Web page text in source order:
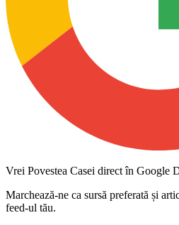
Vrei Povestea Casei direct în Google
Marchează-ne ca sursă preferată și
feed-ul tău.